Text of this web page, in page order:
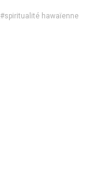
#spiritualité hawaïenne